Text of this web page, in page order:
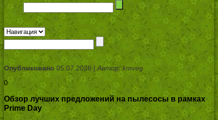
Опубликовано05.07.2026 |Автор: kmveg
0
Обзор лучших предложений на пылесосы в рамках
Prime Day